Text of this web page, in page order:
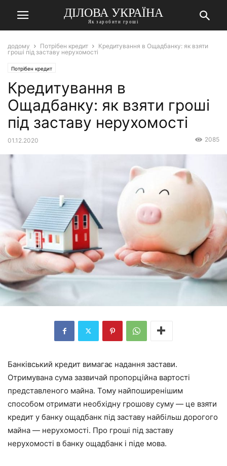
ДІЛОВА УКРАЇНА
Як заробити гроші
додому Потрібен кредит
Кредитування в Ощадбанку: як взяти
гроші під заставу нерухомості
Потрібен кредит
Кредитування в
Ощадбанку: як взяти гроші
під заставу нерухомості
01.12.2020 2085
Банківський кредит вимагає надання застави.
Отримувана сума зазвичай пропорційна вартості
представленого майна. Тому найпоширенішим
способом отримати необхідну грошову суму — це взяти
кредит у банку ощадбанк під заставу найбільш дорогого
майна — нерухомості. Про гроші під заставу
нерухомості в банку ощадбанк і піде мова.